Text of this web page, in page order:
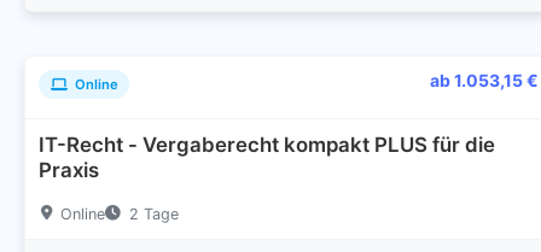
Online ab 1.053,15 €
IT-Recht - Vergaberecht kompakt PLUS für die
Praxis
Online 2 Tage